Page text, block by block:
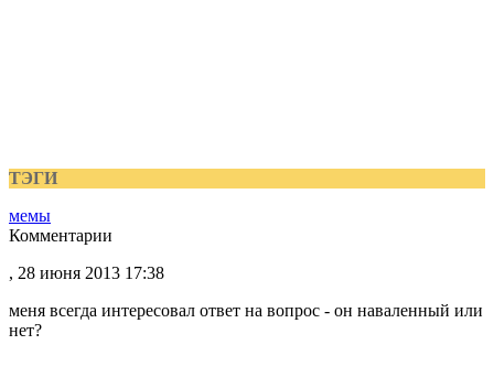
ТЭГИ
мемы
Комментарии
, 28 июня 2013 17:38
меня всегда интересовал ответ на вопрос - он наваленный или
нет?